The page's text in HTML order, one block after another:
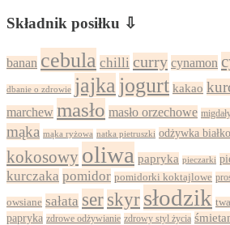
Składnik posiłku ⇩
banan cebula chilli curry cynamon
dbanie o zdrowie jajka jogurt kakao
marchew masło masło orzechowe
mąka mąka ryżowa natka pietruszki odżywka
kokosowy oliwa papryka pieczarki
kurczaka pomidor pomidorki koktajlowe
owsiane sałata ser skyr słodzik
papryka zdrowe odżywianie zdrowy styl życia